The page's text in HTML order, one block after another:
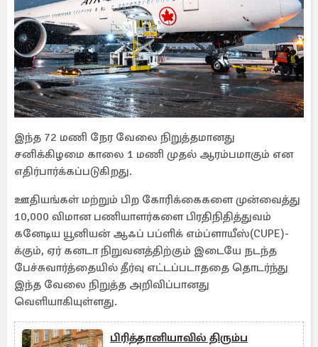
இந்த 72 மணி நேர வேலை நிறுத்தமானது
சனிக்கிழமை காலை 1 மணி முதல் ஆரம்பமாகும் என
எதிர்பார்க்கப்படுகிறது.
ஊதியங்கள் மற்றும் பிற கோரிக்கைகளை முன்வைத்து
10,000 விமான பணியாளர்களை பிரதிநிதித்துவம்
கனேடிய யூனியன் ஆஃப் பப்ளிக் எம்ப்ளாயீஸ்(CUPE)-
க்கும், ஏர் கனடா நிறுவனத்திற்கும் இடையே நடந்த
பேச்சுவார்த்தையில் தீர்வு எட்டப்படாததை தொடர்ந்து
இந்த வேலை நிறுத்த அறிவிப்பானது
வெளியாகியுள்ளது.
பிரித்தானியாவில் திரும்ப